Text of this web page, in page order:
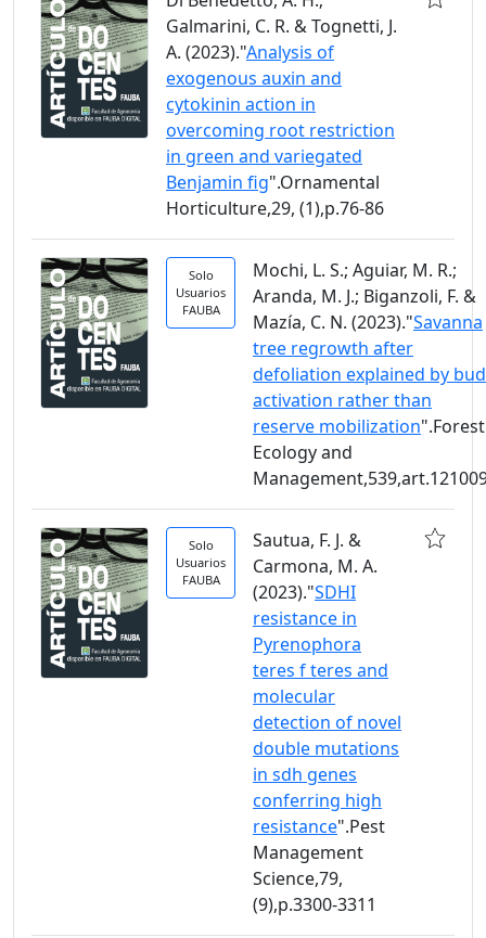
Galmarini, C. R. & Tognetti, J.
A. (2023)."Analysis of
exogenous auxin and
cytokinin action in
overcoming root restriction
in green and variegated
Benjamin fig".Ornamental
Horticulture,29, (1),p.76-86
Solo
Usuarios
FAUBA
Mochi, L. S.; Aguiar, M. R.;
Aranda, M. J.; Biganzoli, F. &
Mazía, C. N. (2023)."Savanna
tree regrowth after
defoliation explained by bud
activation rather than
reserve mobilization".Forest
Ecology and
Solo
Usuarios
FAUBA
Sautua, F. J. &
Carmona, M. A.
(2023)."SDHI
resistance in
Pyrenophora
teres f teres and
molecular
detection of novel
double mutations
in sdh genes
conferring high
resistance".Pest
Management
Science,79,
(9),p.3300-3311